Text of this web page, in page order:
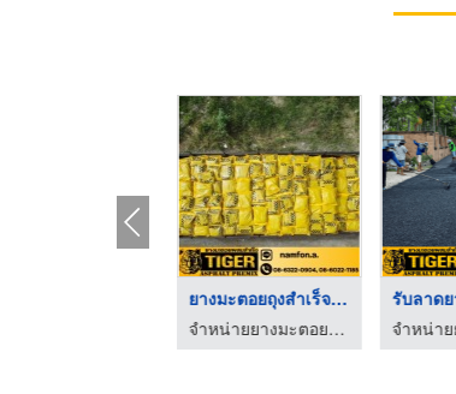
ยางมะตอยถุงสำเร็จรูป ...
จำหน่ายยางมะตอยราคาส่ง - TIGER